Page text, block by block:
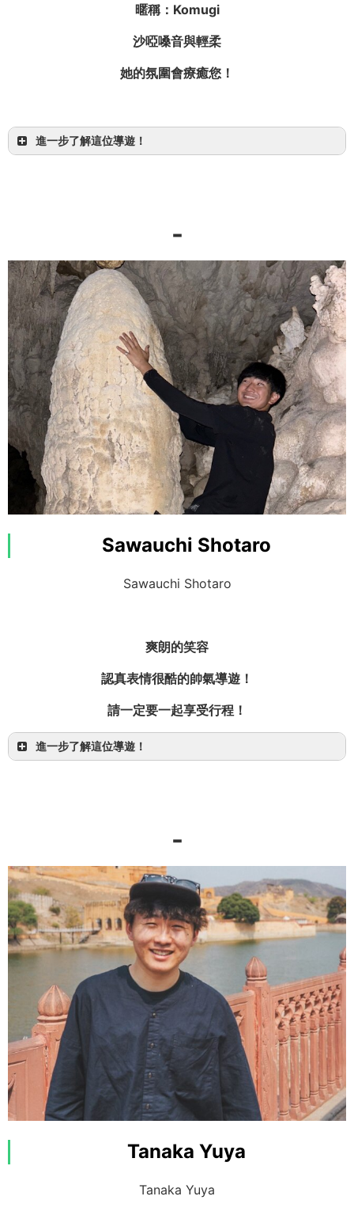
PADI 浮潛導遊
查看是什麼樣的行程！
暱稱：Komugi
沙啞嗓音與輕柔
她的氛圍會療癒您！
進一步了解這位導遊！
興趣：觀察人
特技：從核心帶動身體
喜歡的事會做到盡興為止！
我喜歡新事物、刺激的事，也喜歡與人交談，
說到毅力，我不會輸給任何人！
PADI 浮潛導遊
刺激的溪降與玩法多元的 SUP
非常適合喜歡活動身體的人！
一起享受吧！
查看是什麼樣的行程！
-
Sawauchi Shotaro
Sawauchi Shotaro
爽朗的笑容
認真表情很酷的帥氣導遊！
請一定要一起享受行程！
進一步了解這位導遊！
興趣：觀看海外足球
特技：唱歌
伴隨西表島的景色，目標是成為您人生第一的旅
-
Tanaka Yuya
Tanaka Yuya